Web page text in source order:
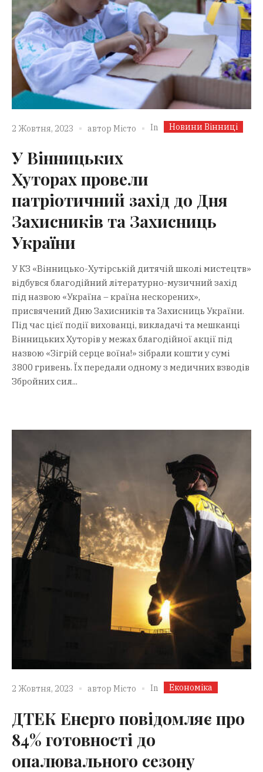
2 Жовтня, 2023 автор Місто In Новини Вінниці
У Вінницьких
Хуторах провели
патріотичний захід до Дня
Захисників та Захисниць
України
У КЗ «Вінницько-Хутірській дитячій школі мистецтв»
відбувся благодійний літературно-музичний захід
під назвою «Україна – країна нескорених»,
присвячений Дню Захисників та Захисниць України.
Під час цієї події вихованці, викладачі та мешканці
Вінницьких Хуторів у межах благодійної акції під
назвою «Зігрій серце воїна!» зібрали кошти у сумі
3800 гривень. Їх передали одному з медичних взводів
Збройних сил...
2 Жовтня, 2023 автор Місто In Економіка
ДТЕК Енерго повідомляє про
84% готовності до
опалювального сезону